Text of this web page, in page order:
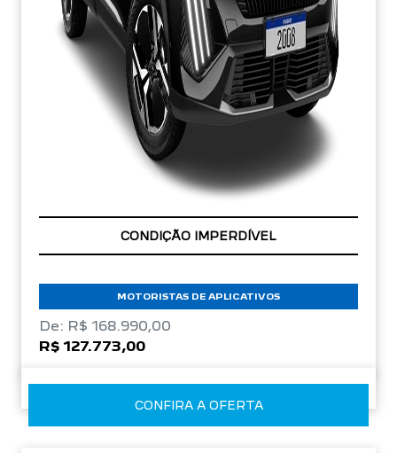
APROVEITE!
MOTORISTAS DE APLICATIVOS
De: R$ 168.990,00
R$ 127.773,00
CONFIRA A OFERTA